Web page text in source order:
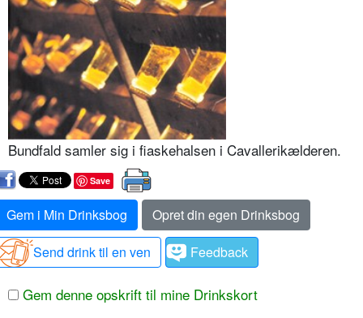
Bundfald samler sig i fiaskehalsen i Cavallerikælderen.
Save
Gem i Min Drinksbog
Opret din egen Drinksbog
Send drink til en ven
Feedback
Gem denne opskrift til mine Drinkskort